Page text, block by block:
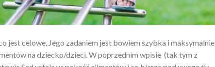
jest celowe. Jego zadaniem jest bowiem szybka i maksymalnie
na dziecko/dzieci. W poprzednim wpisie (tak tym z